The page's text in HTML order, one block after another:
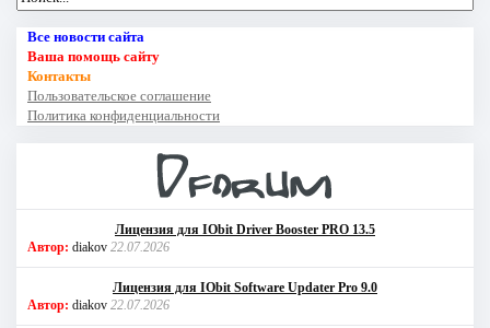
Все новости сайта
Ваша помощь сайту
Контакты
Пользовательское соглашение
Политика конфиденциальности
Лицензия для IObit Driver Booster PRO 13.5
Автор: diakov 22.07.2026
Лицензия для IObit Software Updater Pro 9.0
Автор: diakov 22.07.2026